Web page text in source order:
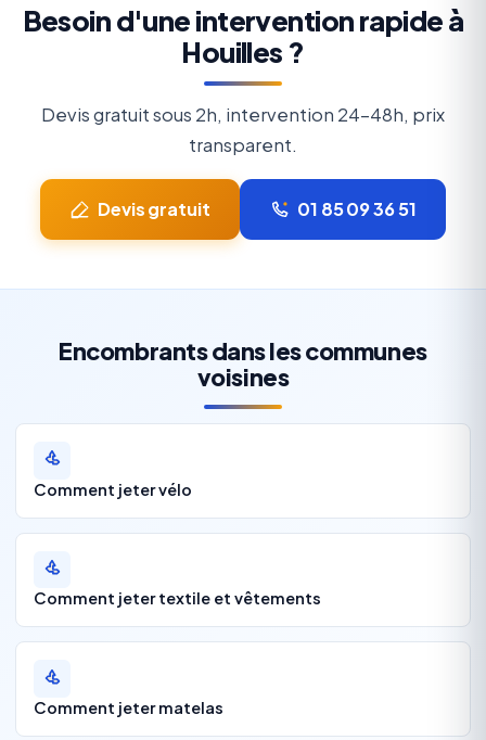
Besoin d'une intervention rapide à
Houilles ?
Devis gratuit sous 2h, intervention 24-48h, prix
transparent.
Devis gratuit 01 85 09 36 51
Encombrants dans les communes
voisines
Comment jeter vélo
Comment jeter textile et vêtements
Comment jeter matelas